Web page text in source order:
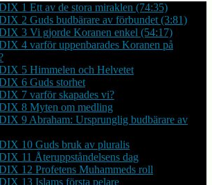
1 Ett av de stora miraklen (74:35)
2 Guds budbärare av förbundet (3:81)
3 Vi gjorde Koranen enkel (54:17)
4 varför uppenbarades Koranen på
5 Himmelen och Helvetet
6 Guds storhet
7 varför skapades vi?
8 Myten om medling
9 Abraham: Ursprunglig budbärare av
10 Guds bruk av pluralis
11 Återuppståndelsens dag
12 Profetens Muhammeds roll
13 Islams första pelare